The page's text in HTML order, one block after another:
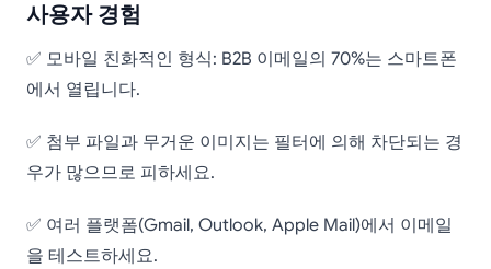
사용자 경험
✅ 모바일 친화적인 형식: B2B 이메일의 70%는 스마트폰
에서 열립니다.
✅ 첨부 파일과 무거운 이미지는 필터에 의해 차단되는 경
우가 많으므로 피하세요.
✅ 여러 플랫폼(Gmail, Outlook, Apple Mail)에서 이메일
을 테스트하세요.